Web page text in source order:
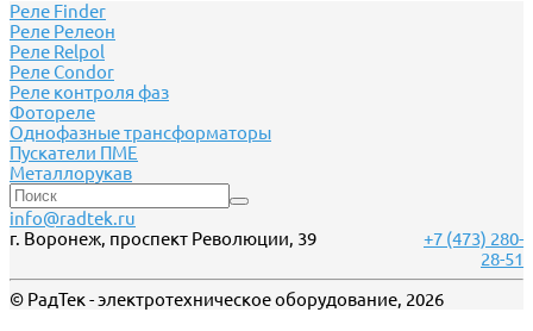
Реле Finder
Реле Релеон
Реле Relpol
Реле Сondor
Реле контроля фаз
Фотореле
Однофазные трансформаторы
Пускатели ПМЕ
Металлорукав
info@radtek.ru
г. Воронеж, проспект Революции, 39
+7 (473) 280-
28-51
© РадТек - электротехническое оборудование, 2026